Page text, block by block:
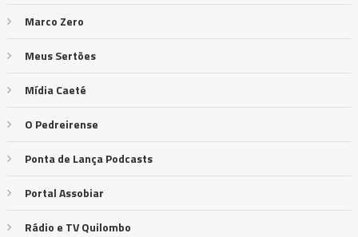
Marco Zero
Meus Sertões
Mídia Caeté
O Pedreirense
Ponta de Lança Podcasts
Portal Assobiar
Rádio e TV Quilombo